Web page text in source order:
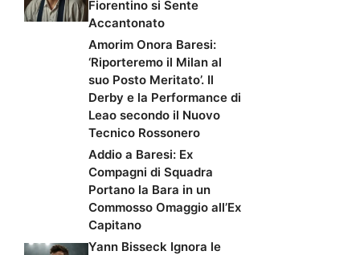
Fiorentino si Sente
Accantonato
Amorim Onora Baresi:
‘Riporteremo il Milan al
suo Posto Meritato’. Il
Derby e la Performance di
Leao secondo il Nuovo
Tecnico Rossonero
Addio a Baresi: Ex
Compagni di Squadra
Portano la Bara in un
Commosso Omaggio all’Ex
Capitano
Yann Bisseck Ignora le